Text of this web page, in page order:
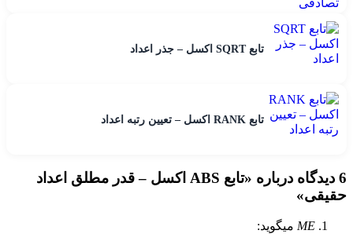
تابع SQRT اکسل – جذر اعداد
تابع RANK اکسل – تعیین رتبه اعداد
6 دیدگاه درباره «
تابع ABS اکسل – قدر مطلق اعداد
حقیقی»
ME میگوید: